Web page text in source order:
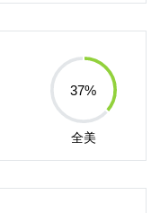
37%
全美